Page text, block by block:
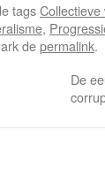
tagsCollectieve
,
depermalink.
De